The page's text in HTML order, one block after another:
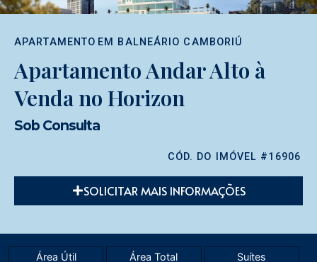
APARTAMENTO EM BALNEÁRIO CAMBORIÚ
Apartamento Andar Alto à
Venda no Horizon
Sob Consulta
CÓD. DO IMÓVEL #16906
SOLICITAR MAIS INFORMAÇÕES
Área Útil
Área Total
Suítes